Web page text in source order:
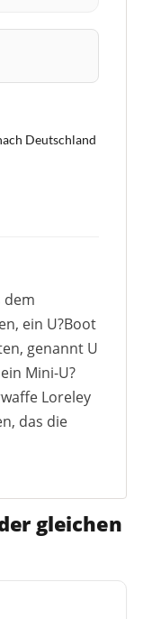
Deutschland
dem
ein U?Boot
genannt U
Mini-U?
Loreley
das die
gleichen